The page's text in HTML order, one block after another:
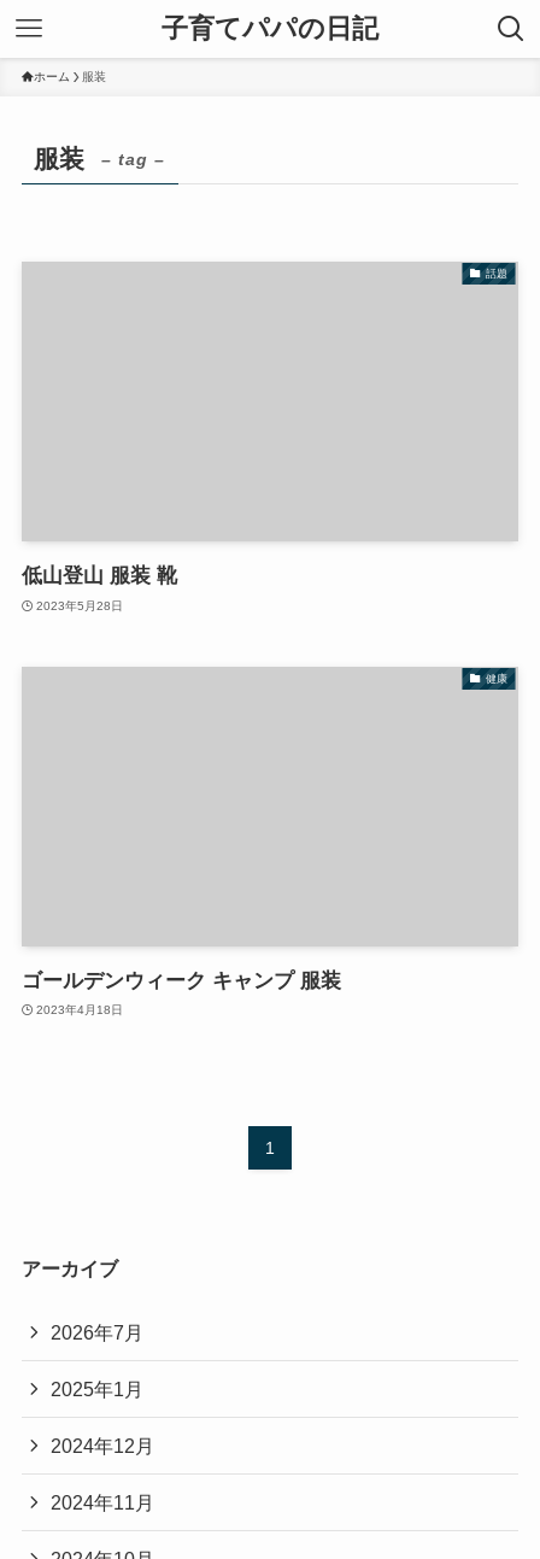
子育てパパの日記
ホーム 服装
服装 – tag –
話題
低山登山 服装 靴
2023年5月28日
健康
ゴールデンウィーク キャンプ 服装
2023年4月18日
1
アーカイブ
2026年7月
2025年1月
2024年12月
2024年11月